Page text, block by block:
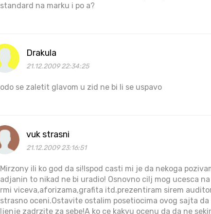
standard na marku i po a?
Drakula
21.12.2009 22:34:25
odo se zaletit glavom u zid ne bi li se uspavo
vuk strasni
21.12.2009 23:16:51
Mirzony ili ko god da si!Ispod casti mi je da nekoga
adjanin to nikad ne bi uradio! Osnovno cilj mog ucesca
rmi viceva,aforizama,grafita itd.prezentiram sirem
strasno oceni.Ostavite ostalim posetiocima ovog sajta
ljenje zadrzite za sebe!A ko ce kakvu ocenu da da ne